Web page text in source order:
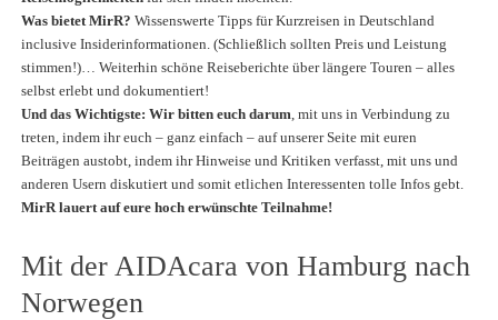
Was bietet MirR? Wissenswerte Tipps für Kurzreisen in Deutschland
inclusive Insiderinformationen. (Schließlich sollten Preis und Leistung
stimmen!)… Weiterhin schöne Reiseberichte über längere Touren – alles
selbst erlebt und dokumentiert!
Und das Wichtigste: Wir bitten euch darum, mit uns in Verbindung zu
treten, indem ihr euch – ganz einfach – auf unserer Seite mit euren
Beiträgen austobt, indem ihr Hinweise und Kritiken verfasst, mit uns und
anderen Usern diskutiert und somit etlichen Interessenten tolle Infos gebt.
MirR lauert auf eure hoch erwünschte Teilnahme!
Mit der AIDAcara von Hamburg nach
Norwegen